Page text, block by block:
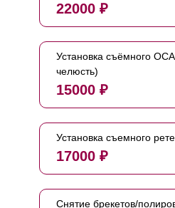
22000 ₽
Установка съёмного
челюсть)
15000 ₽
Установка съемного
17000 ₽
Снятие брекетов/